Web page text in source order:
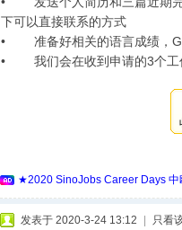
下可以直接联系的方式
• 准备好相关的语言成绩，
• 我们会在收到申请的3个工
★2020 SinoJobs Career Days
发表于 2020-3-24 13:12 只看